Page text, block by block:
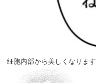
細胞内部から美しくなります